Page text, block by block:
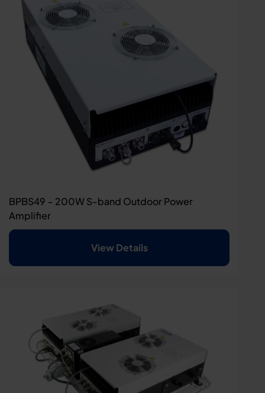
BPBS49 – 200W S-band Outdoor Power
Amplifier
View Details